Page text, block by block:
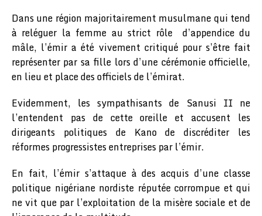
Dans une région majoritairement musulmane qui tend
à reléguer la femme au strict rôle d’appendice du
mâle, l’émir a été vivement critiqué pour s’être fait
représenter par sa fille lors d’une cérémonie officielle,
en lieu et place des officiels de l’émirat.
Evidemment, les sympathisants de Sanusi II ne
l’entendent pas de cette oreille et accusent les
dirigeants politiques de Kano de discréditer les
réformes progressistes entreprises par l’émir.
En fait, l’émir s’attaque à des acquis d’une classe
politique nigériane nordiste réputée corrompue et qui
ne vit que par l’exploitation de la misère sociale et de